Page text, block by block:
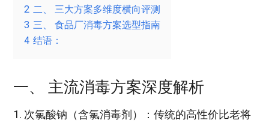
2 二、 三大方案多维度横向评测
3 三、 食品厂消毒方案选型指南
4 结语：
一、 主流消毒方案深度解析
1. 次氯酸钠（含氯消毒剂）：传统的高性价比老将